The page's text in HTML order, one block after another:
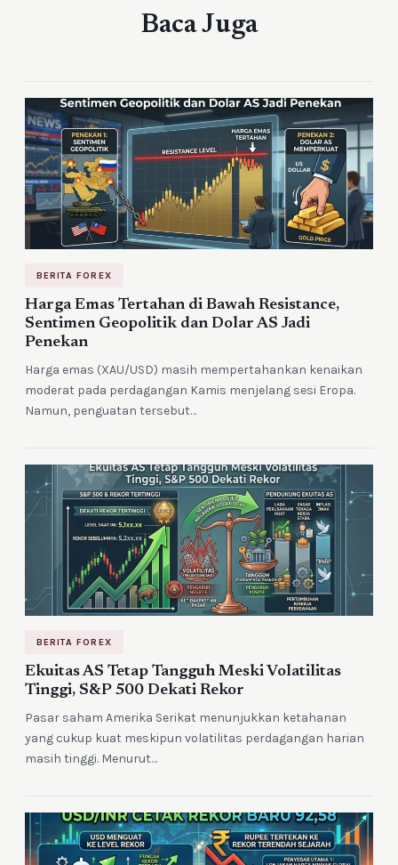
Baca Juga
BERITA FOREX
Harga Emas Tertahan di Bawah Resistance,
Sentimen Geopolitik dan Dolar AS Jadi
Penekan
Harga emas (XAU/USD) masih mempertahankan kenaikan
moderat pada perdagangan Kamis menjelang sesi Eropa.
Namun, penguatan tersebut…
BERITA FOREX
Ekuitas AS Tetap Tangguh Meski Volatilitas
Tinggi, S&P 500 Dekati Rekor
Pasar saham Amerika Serikat menunjukkan ketahanan
yang cukup kuat meskipun volatilitas perdagangan harian
masih tinggi. Menurut…